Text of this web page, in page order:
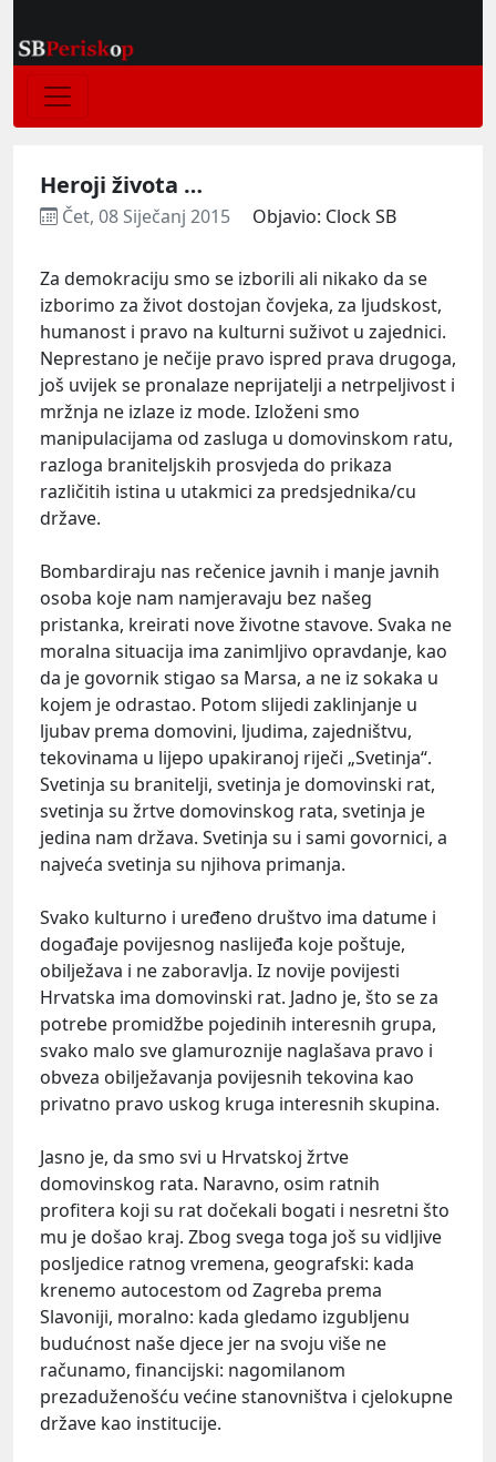
Heroji života …
Čet, 08 Siječanj 2015 Objavio: Clock SB
Za demokraciju smo se izborili ali nikako da se
izborimo za život dostojan čovjeka, za ljudskost,
humanost i pravo na kulturni suživot u zajednici.
Neprestano je nečije pravo ispred prava drugoga,
još uvijek se pronalaze neprijatelji a netrpeljivost i
mržnja ne izlaze iz mode. Izloženi smo
manipulacijama od zasluga u domovinskom ratu,
razloga braniteljskih prosvjeda do prikaza
različitih istina u utakmici za predsjednika/cu
države.
Bombardiraju nas rečenice javnih i manje javnih
osoba koje nam namjeravaju bez našeg
pristanka, kreirati nove životne stavove. Svaka ne
moralna situacija ima zanimljivo opravdanje, kao
da je govornik stigao sa Marsa, a ne iz sokaka u
kojem je odrastao. Potom slijedi zaklinjanje u
ljubav prema domovini, ljudima, zajedništvu,
tekovinama u lijepo upakiranoj riječi „Svetinja“.
Svetinja su branitelji, svetinja je domovinski rat,
svetinja su žrtve domovinskog rata, svetinja je
jedina nam država. Svetinja su i sami govornici, a
najveća svetinja su njihova primanja.
Svako kulturno i uređeno društvo ima datume i
događaje povijesnog naslijeđa koje poštuje,
obilježava i ne zaboravlja. Iz novije povijesti
Hrvatska ima domovinski rat. Jadno je, što se za
potrebe promidžbe pojedinih interesnih grupa,
svako malo sve glamuroznije naglašava pravo i
obveza obilježavanja povijesnih tekovina kao
privatno pravo uskog kruga interesnih skupina.
Jasno je, da smo svi u Hrvatskoj žrtve
domovinskog rata. Naravno, osim ratnih
profitera koji su rat dočekali bogati i nesretni što
mu je došao kraj. Zbog svega toga još su vidljive
posljedice ratnog vremena, geografski: kada
krenemo autocestom od Zagreba prema
Slavoniji, moralno: kada gledamo izgubljenu
budućnost naše djece jer na svoju više ne
računamo, financijski: nagomilanom
prezaduženošću većine stanovništva i cjelokupne
države kao institucije.